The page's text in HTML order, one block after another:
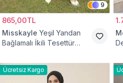
9
865,00TL
Misskayle Yeşil Yandan
Bağlamalı İkili Tesettür
Ücretsiz Kargo